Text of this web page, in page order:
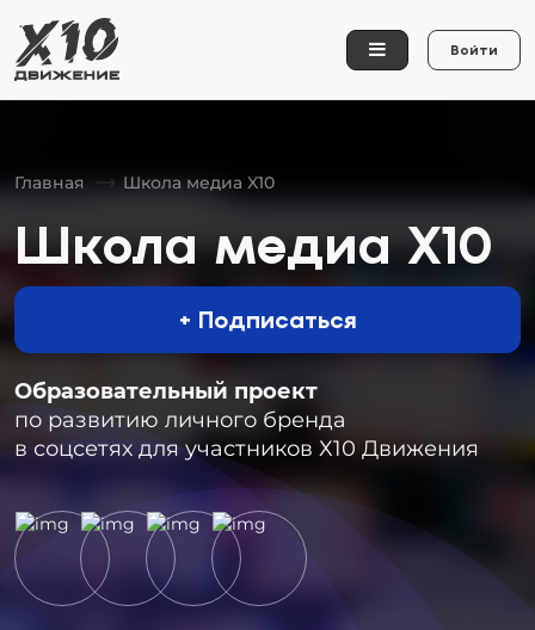
Войти
Главная Школа медиа X10
Школа медиа X10
+ Подписаться
Образовательный проект
по развитию личного бренда
в соцсетях для участников Х10 Движения